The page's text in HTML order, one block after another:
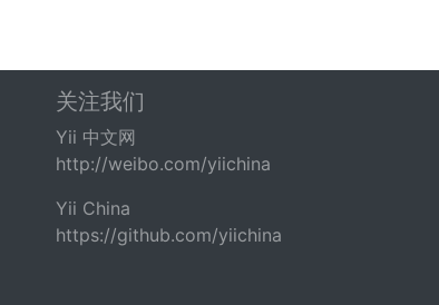
关注我们
Yii 中文网
http://weibo.com/yiichina
Yii China
https://github.com/yiichina